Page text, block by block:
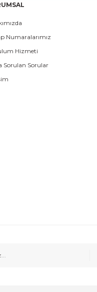
Numaralarımız
Hizmeti
Sorulan Sorular